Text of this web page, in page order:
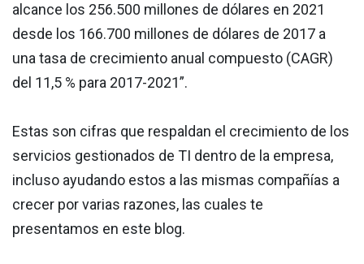
alcance los 256.500 millones de dólares en 2021
desde los 166.700 millones de dólares de 2017 a
una tasa de crecimiento anual compuesto (CAGR)
del 11,5 % para 2017-2021”.
Estas son cifras que respaldan el crecimiento de los
servicios gestionados de TI dentro de la empresa,
incluso ayudando estos a las mismas compañías a
crecer por varias razones, las cuales te
presentamos en este blog.